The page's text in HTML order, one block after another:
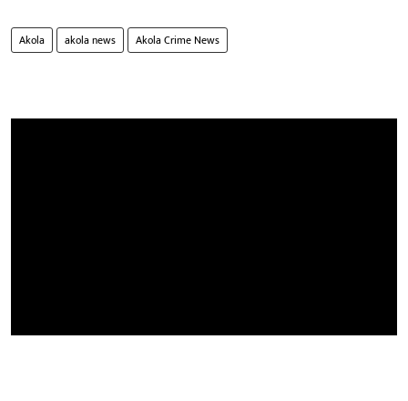
Akola akola news Akola Crime News